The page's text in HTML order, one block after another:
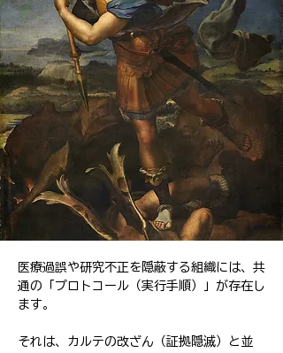
医療過誤や研究不正を隠蔽する組織には、共
通の「プロトコール（実行手順）」が存在し
ます。
それは、カルテの改ざん（証拠隠滅）と並